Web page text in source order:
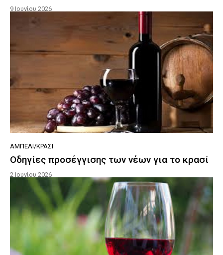
9 Ιουνίου 2026
ΑΜΠΈΛΙ/ΚΡΑΣΊ
Οδηγίες προσέγγισης των νέων για το κρασί
2 Ιουνίου 2026